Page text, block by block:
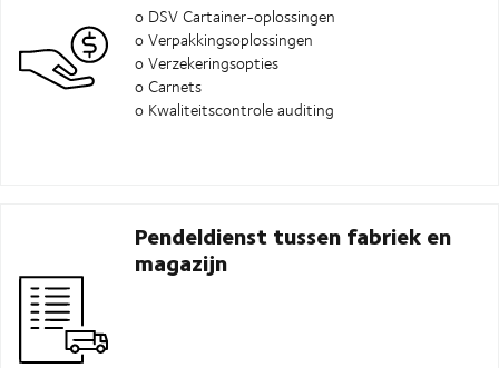
o DSV Cartainer-oplossingen
o Verpakkingsoplossingen
o Verzekeringsopties
o Carnets
o Kwaliteitscontrole auditing
Pendeldienst tussen fabriek en
magazijn